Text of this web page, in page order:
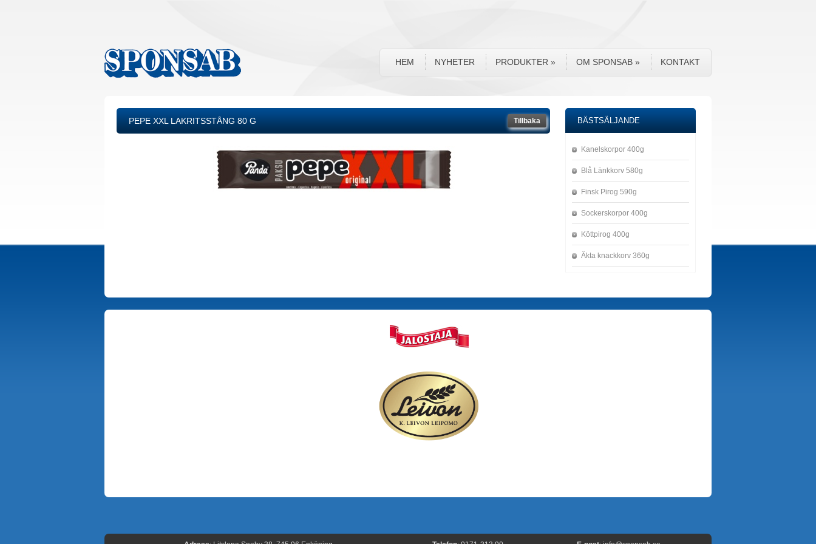
HEM NYHETER PRODUKTER » OM SPONSAB » KONTAKT
Tillbaka
PEPE XXL LAKRITSSTÅNG 80 G BÄSTSÄLJANDE
Kanelskorpor 400g
Blå Länkkorv 580g
Finsk Pirog 590g
Sockerskorpor 400g
Köttpirog 400g
Äkta knackkorv 360g